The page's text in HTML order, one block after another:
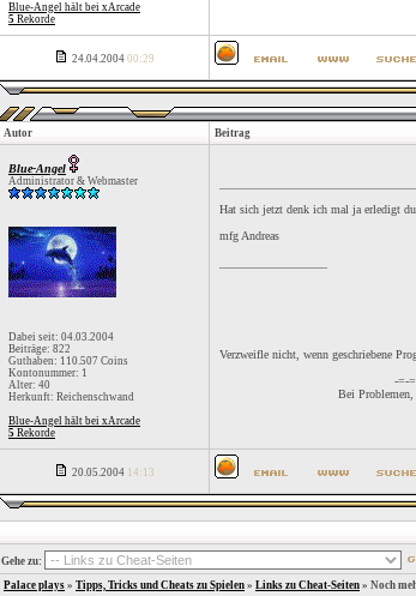
Blue-Angel hält bei xArcade
5 Rekorde
24.04.2004 00:29
Autor Beitrag
Blue-Angel
Administrator & Webmaster
Dabei seit: 04.03.2004
Beiträge: 822
Guthaben: 110.507 Coins
Kontonummer: 1
Alter: 40
Herkunft: Reichenschwand
Blue-Angel hält bei xArcade
5 Rekorde
Hat sich jetzt denk ich mal ja erledigt
mfg Andreas
Verzweifle nicht, wenn geschriebene
-=-
Bei Problemen,
20.05.2004 14:13
Gehe zu:
Palace plays » Tipps, Tricks und Cheats zu Spielen » Links zu Cheat-Seiten » Noch